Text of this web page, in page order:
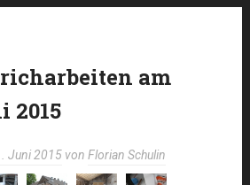
am
2015
Juni 2015von Florian Schulin